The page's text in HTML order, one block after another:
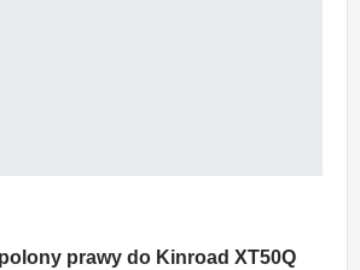
prawy do Kinroad XT50Q